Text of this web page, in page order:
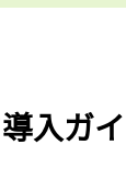
入ガイ